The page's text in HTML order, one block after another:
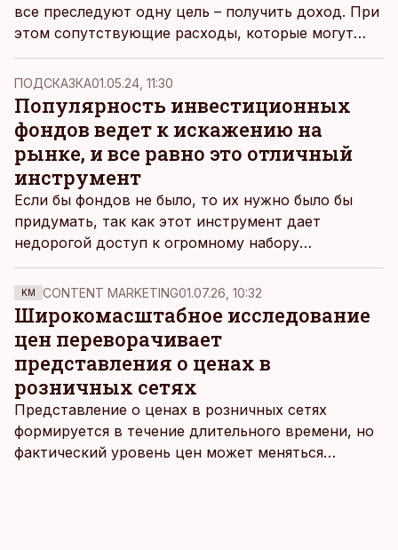
все преследуют одну цель – получить доход. При
этом сопутствующие расходы, которые могут
иметь весьма существенное влияние на
финальный результат, зачастую не учитывают или
даже намеренно игнорируют.
ПОДСКАЗКА01.05.24, 11:30
Популярность инвестиционных
фондов ведет к искажению на
рынке, и все равно это отличный
инструмент
Если бы фондов не было, то их нужно было бы
придумать, так как этот инструмент дает
недорогой доступ к огромному набору
возможностей и автоматизирует важные аспекты
инвестирования. О растущей популярности
фондов говорит и их влияние на рынки, что порой
даже приводит к определенному искажению.
KM CONTENT MARKETING01.07.26, 10:32
Широкомасштабное исследование
цен переворачивает
представления о ценах в
розничных сетях
Представление о ценах в розничных сетях
формируется в течение длительного времени, но
фактический уровень цен может меняться